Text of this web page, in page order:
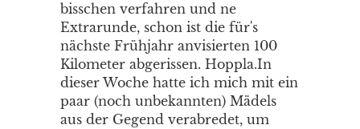
bisschen verfahren und ne
Extrarunde, schon ist die für's
nächste Frühjahr anvisierten 100
Kilometer abgerissen. Hoppla.In
dieser Woche hatte ich mich mit ein
paar (noch unbekannten) Mädels
aus der Gegend verabredet, um